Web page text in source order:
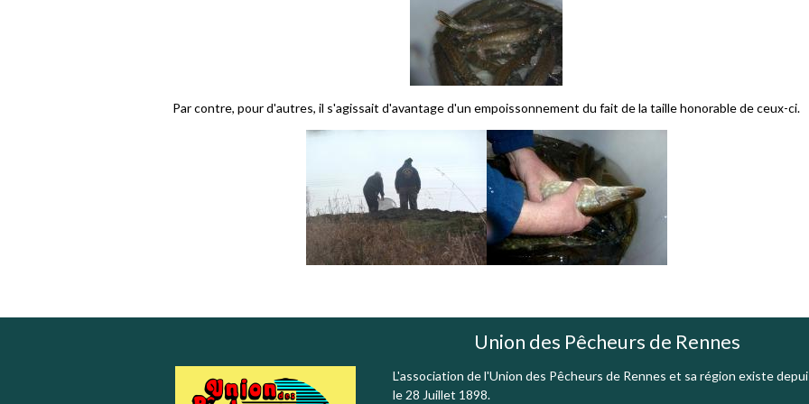
Par contre, pour d'autres, il s'agissait d'avantage d'un empoissonnement du fait de la taille honorable de ceux-ci.
Union des Pêcheurs de Rennes
L'association de l'Union des Pêcheurs de Rennes et sa région existe
le 28 Juillet 1898.